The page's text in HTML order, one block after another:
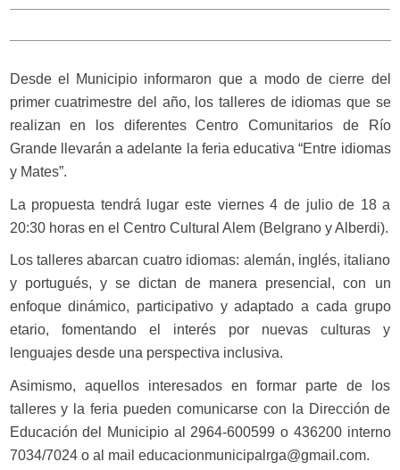
Desde el Municipio informaron que a modo de cierre del
primer cuatrimestre del año, los talleres de idiomas que se
realizan en los diferentes Centro Comunitarios de Río
Grande llevarán a adelante la feria educativa “Entre idiomas
y Mates”.
La propuesta tendrá lugar este viernes 4 de julio de 18 a
20:30 horas en el Centro Cultural Alem (Belgrano y Alberdi).
Los talleres abarcan cuatro idiomas: alemán, inglés, italiano
y portugués, y se dictan de manera presencial, con un
enfoque dinámico, participativo y adaptado a cada grupo
etario, fomentando el interés por nuevas culturas y
lenguajes desde una perspectiva inclusiva.
Asimismo, aquellos interesados en formar parte de los
talleres y la feria pueden comunicarse con la Dirección de
Educación del Municipio al 2964-600599 o 436200 interno
7034/7024 o al mail educacionmunicipalrga@gmail.com.